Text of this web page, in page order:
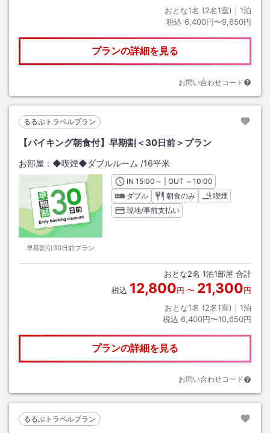
おとな1名 (2名1室)｜ 1泊
税込 6,400円〜9,650円
プランの詳細を見る
お問い合わせコード
るるぶトラベルプラン
【バイキング朝食付】早期割＜30日前＞プラン
お部屋： ◆喫煙◆ダブルルーム /16平米
早期割引30日前プラン
INチェックイン
15:00 ～ | OUT チェックアウト
～10:00
ダブル
朝食のみ
喫煙
現地/事前支払い
おとな2名 1泊1部屋 合計
税込 12,800円 〜 21,300円
おとな1名 (2名1室)｜ 1泊
税込 6,400円〜10,650円
プランの詳細を見る
お問い合わせコード
るるぶトラベルプラン